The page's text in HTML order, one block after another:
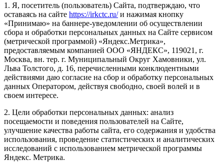
1. Я, посетитель (пользователь) Сайта, подтверждаю, что
оставаясь на сайте https://irkctc.ru/и нажимая кнопку
«Принимаю» на баннере-уведомлении об осуществлении
сбора и обработки персональных данных на Сайте сервисом
(метрической программой) «Яндекс.Метрика»,
предоставляемым компанией ООО «ЯНДЕКС», 119021, г.
Москва, вн. тер. г. Муниципальный Округ Хамовники, ул.
Льва Толстого, д. 16, перечисленными конклюдентными
действиями даю согласие на сбор и обработку персональных
данных Оператором, действуя свободно, своей волей и в
своем интересе.
2. Цели обработки персональных данных: анализ
посещаемости и поведения пользователей на Сайте,
улучшение качества работы сайта, его содержания и удобства
использования, проведение статистических и аналитических
исследований с использованием метрической программы
Яндекс. Метрика.